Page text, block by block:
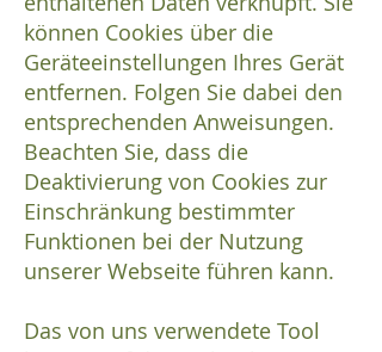
können Cookies über die
Geräteeinstellungen Ihres Gerät
entfernen. Folgen Sie dabei den
entsprechenden Anweisungen.
Beachten Sie, dass die
Deaktivierung von Cookies zur
Einschränkung bestimmter
Funktionen bei der Nutzung
unserer Webseite führen kann.
Das von uns verwendete Tool